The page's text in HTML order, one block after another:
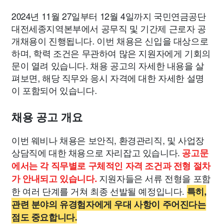
2024년 11월 27일부터 12월 4일까지 국민연금공단
대전세종지역본부에서 공무직 및 기간제 근로자 공
개채용이 진행됩니다. 이번 채용은 신입을 대상으로
하며, 학력 조건은 무관하여 많은 지원자에게 기회의
문이 열려 있습니다. 채용 공고의 자세한 내용을 살
펴보면, 해당 직무와 응시 자격에 대한 자세한 설명
이 포함되어 있습니다.
채용 공고 개요
이번 웨비나 채용은 보안직, 환경관리직, 및 사업장
상담직에 대한 채용으로 자리잡고 있습니다. 공고문
에서는 각 직무별로 구체적인 자격 조건과 전형 절차
가 안내되고 있습니다. 지원자들은 서류 전형을 포함
한 여러 단계를 거쳐 최종 선발될 예정입니다. 특히,
관련 분야의 유경험자에게 우대 사항이 주어진다는
점도 중요합니다.